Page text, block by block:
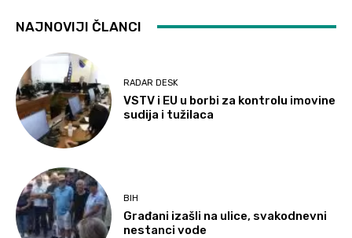
NAJNOVIJI ČLANCI
RADAR DESK
VSTV i EU u borbi za kontrolu imovine
sudija i tužilaca
BIH
Građani izašli na ulice, svakodnevni
nestanci vode